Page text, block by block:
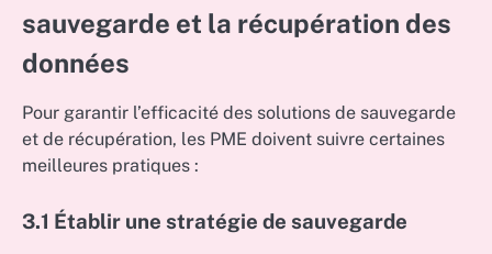
sauvegarde et la récupération des
données
Pour garantir l’efficacité des solutions de sauvegarde
et de récupération, les PME doivent suivre certaines
meilleures pratiques :
3.1 Établir une stratégie de sauvegarde